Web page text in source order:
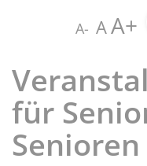
A- AA+
für
Senioren